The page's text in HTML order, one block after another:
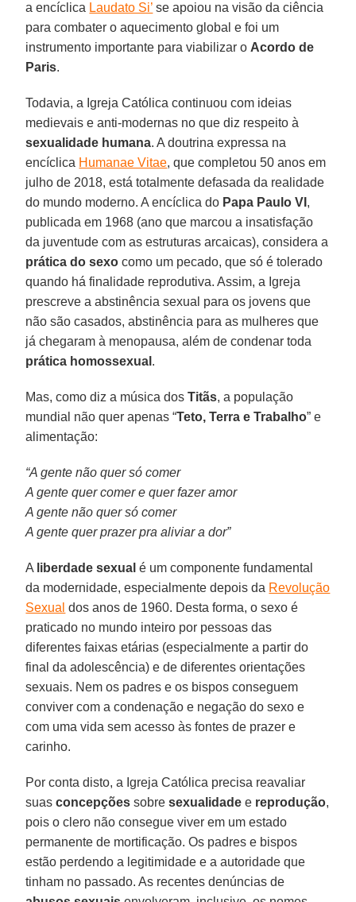
a encíclica Laudato Si’ se apoiou na visão da ciência
para combater o aquecimento global e foi um
instrumento importante para viabilizar o Acordo de
Paris.
Todavia, a Igreja Católica continuou com ideias
medievais e anti-modernas no que diz respeito à
sexualidade humana. A doutrina expressa na
encíclica Humanae Vitae, que completou 50 anos em
julho de 2018, está totalmente defasada da realidade
do mundo moderno. A encíclica do Papa Paulo VI ,
publicada em 1968 (ano que marcou a insatisfação
da juventude com as estruturas arcaicas), considera a
prática do sexo como um pecado, que só é tolerado
quando há finalidade reprodutiva. Assim, a Igreja
prescreve a abstinência sexual para os jovens que
não são casados, abstinência para as mulheres que
já chegaram à menopausa, além de condenar toda
prática homossexual .
Mas, como diz a música dosTitãs, a população
mundial não quer apenas “Teto, Terra e Trabalho” e
alimentação:
“A gente não quer só comer
A gente quer comer e quer fazer amor
A gente não quer só comer
A gente quer prazer pra aliviar a dor”
A liberdade sexual é um componente fundamental
da modernidade, especialmente depois da Revolução
Sexual dos anos de 1960. Desta forma, o sexo é
praticado no mundo inteiro por pessoas das
diferentes faixas etárias (especialmente a partir do
final da adolescência) e de diferentes orientações
sexuais. Nem os padres e os bispos conseguem
conviver com a condenação e negação do sexo e
com uma vida sem acesso às fontes de prazer e
carinho.
Por conta disto, a Igreja Católica precisa reavaliar
suasconcepções sobresexualidade e reprodução,
pois o clero não consegue viver em um estado
permanente de mortificação. Os padres e bispos
estão perdendo a legitimidade e a autoridade que
tinham no passado. As recentes denúncias de